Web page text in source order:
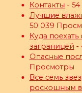
Контакты -
Лучшие
50 039
Куда
заграницей -
Опасные
Просмотры
Все семь
роскошным